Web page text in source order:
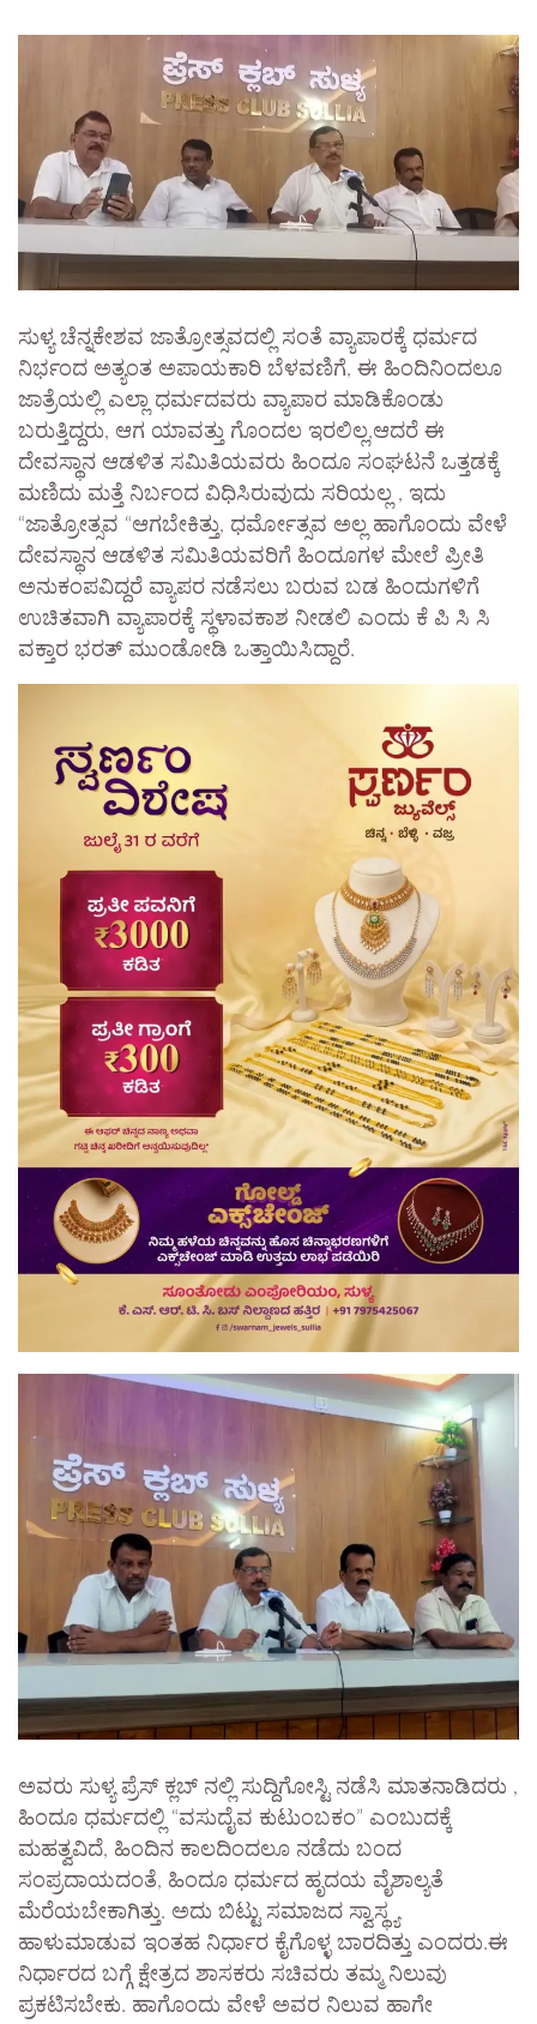
ಸುಳ್ಯ ಚೆನ್ನಕೇಶವ ಜಾತ್ರೋತ್ಸವದಲ್ಲಿ ಸಂತೆ ವ್ಯಾಪಾರಕ್ಕೆ ಧರ್ಮದ
ನಿರ್ಭಂದ ಅತ್ಯಂತ ಅಪಾಯಕಾರಿ ಬೆಳವಣಿಗೆ, ಈ ಹಿಂದಿನಿಂದಲೂ
ಜಾತ್ರೆಯಲ್ಲಿ ಎಲ್ಲಾ ಧರ್ಮದವರು ವ್ಯಾಪಾರ ಮಾಡಿಕೊಂಡು
ಬರುತ್ತಿದ್ದರು, ಆಗ ಯಾವತ್ತು ಗೊಂದಲ ಇರಲಿಲ್ಲ,ಆದರೆ ಈ
ದೇವಸ್ಥಾನ ಆಡಳಿತ ಸಮಿತಿಯವರು ಹಿಂದೂ ಸಂಘಟನೆ ಒತ್ತಡಕ್ಕೆ
ಮಣಿದು ಮತ್ತೆ ನಿರ್ಬಂದ ವಿಧಿಸಿರುವುದು ಸರಿಯಲ್ಲ , ಇದು
“ಜಾತ್ರೋತ್ಸವ “ಆಗಬೇಕಿತ್ತು, ಧರ್ಮೋತ್ಸವ ಅಲ್ಲ ಹಾಗೊಂದು ವೇಳೆ
ದೇವಸ್ಥಾನ ಆಡಳಿತ ಸಮಿತಿಯವರಿಗೆ ಹಿಂದೂಗಳ ಮೇಲೆ ಪ್ರೀತಿ
ಅನುಕಂಪವಿದ್ದರೆ ವ್ಯಾಪರ ನಡೆಸಲು ಬರುವ ಬಡ ಹಿಂದುಗಳಿಗೆ
ಉಚಿತವಾಗಿ ವ್ಯಾಪಾರಕ್ಕೆ ಸ್ಥಳಾವಕಾಶ ನೀಡಲಿ ಎಂದು ಕೆ ಪಿ ಸಿ ಸಿ
ವಕ್ತಾರ ಭರತ್ ಮುಂಡೋಡಿ ಒತ್ತಾಯಿಸಿದ್ದಾರೆ.
ಅವರು ಸುಳ್ಯ ಪ್ರೆಸ್ ಕ್ಲಬ್ ನಲ್ಲಿ ಸುದ್ದಿಗೋಸ್ಟಿ ನಡೆಸಿ ಮಾತನಾಡಿದರು ,
ಹಿಂದೂ ಧರ್ಮದಲ್ಲಿ “ವಸುದೈವ ಕುಟುಂಬಕಂ” ಎಂಬುದಕ್ಕೆ
ಮಹತ್ವವಿದೆ, ಹಿಂದಿನ ಕಾಲದಿಂದಲೂ ನಡೆದು ಬಂದ
ಸಂಪ್ರದಾಯದಂತೆ, ಹಿಂದೂ ಧರ್ಮದ ಹೃದಯ ವೈಶಾಲ್ಯತೆ
ಮೆರೆಯಬೇಕಾಗಿತ್ತು. ಅದು ಬಿಟ್ಟು ಸಮಾಜದ ಸ್ವಾಸ್ಥ್ಯ
ಹಾಳುಮಾಡುವ ಇಂತಹ ನಿರ್ಧಾರ ಕೈಗೊಳ್ಳ ಬಾರದಿತ್ತು ಎಂದರು.ಈ
ನಿರ್ಧಾರದ ಬಗ್ಗೆ ಕ್ಷೇತ್ರದ ಶಾಸಕರು ಸಚಿವರು ತಮ್ಮ ನಿಲುವು
ಪ್ರಕಟಿಸಬೇಕು. ಹಾಗೊಂದು ವೇಳೆ ಅವರ ನಿಲುವ ಹಾಗೇ